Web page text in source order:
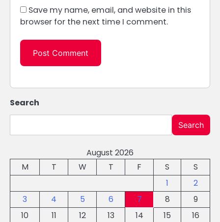
Save my name, email, and website in this
browser for the next time I comment.
Search
Search
August 2026
M
T W T F S
S
1
2
3
4 5 6 7 8
9
10
11 12 13 14 15
16